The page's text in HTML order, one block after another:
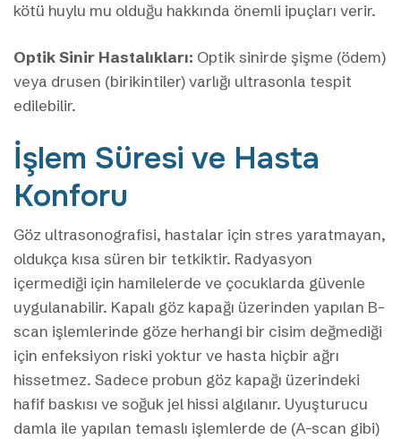
kötü huylu mu olduğu hakkında önemli ipuçları verir.
Optik Sinir Hastalıkları: Optik sinirde şişme (ödem)
veya drusen (birikintiler) varlığı ultrasonla tespit
edilebilir.
İşlem Süresi ve Hasta
Konforu
Göz ultrasonografisi, hastalar için stres yaratmayan,
oldukça kısa süren bir tetkiktir. Radyasyon
içermediği için hamilelerde ve çocuklarda güvenle
uygulanabilir. Kapalı göz kapağı üzerinden yapılan B-
scan işlemlerinde göze herhangi bir cisim değmediği
için enfeksiyon riski yoktur ve hasta hiçbir ağrı
hissetmez. Sadece probun göz kapağı üzerindeki
hafif baskısı ve soğuk jel hissi algılanır. Uyuşturucu
damla ile yapılan temaslı işlemlerde de (A-scan gibi)